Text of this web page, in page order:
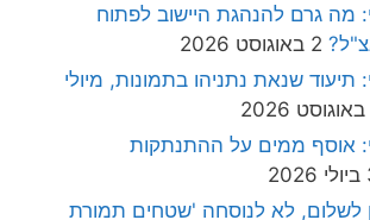
מה גרם להנהגת היישוב לפתוח
2 באוגוסט 2026
תיעוד שנאת נתניהו בתמונות, מיולי
אוסף ממים על ההתנתקות
לשלום, לא לנוסחה 'שטחים תמורת